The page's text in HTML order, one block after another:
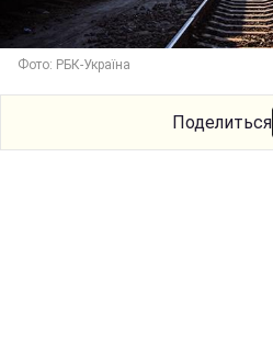
Фото: РБК-Україна
Поделиться